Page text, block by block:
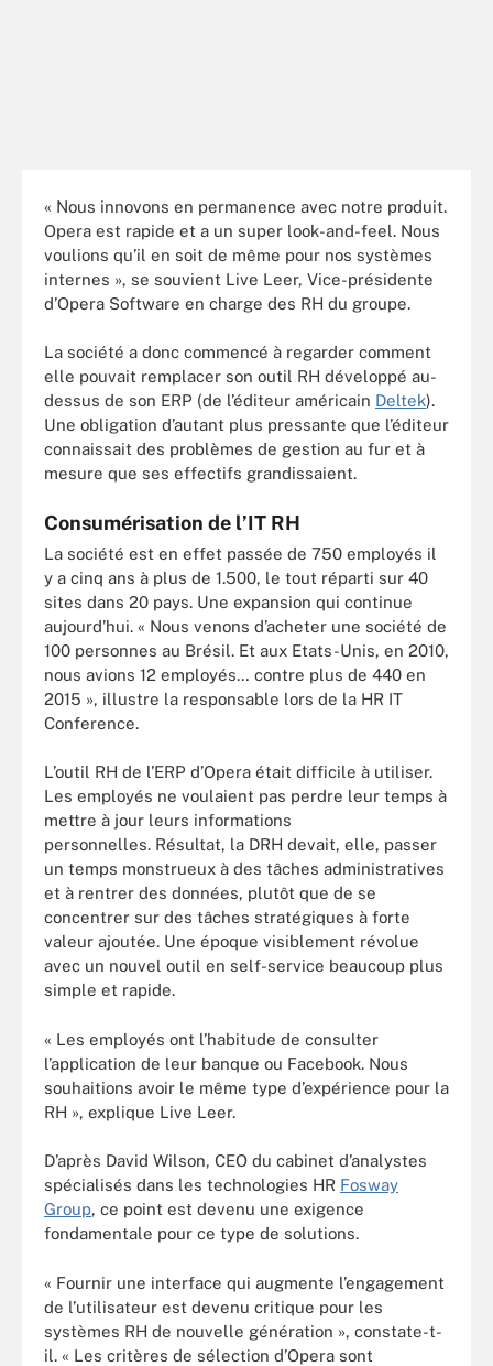
« Nous innovons en permanence avec notre produit.
Opera est rapide et a un super look-and-feel. Nous
voulions qu’il en soit de même pour nos systèmes
internes », se souvient Live Leer, Vice-présidente
d’Opera Software en charge des RH du groupe.
La société a donc commencé à regarder comment
elle pouvait remplacer son outil RH développé au-
dessus de son ERP (de l’éditeur américain Deltek).
Une obligation d’autant plus pressante que l’éditeur
connaissait des problèmes de gestion au fur et à
mesure que ses effectifs grandissaient.
Consumérisation de l’IT RH
La société est en effet passée de 750 employés il
y a cinq ans à plus de 1.500, le tout réparti sur 40
sites dans 20 pays. Une expansion qui continue
aujourd’hui. « Nous venons d’acheter une société de
100 personnes au Brésil. Et aux Etats-Unis, en 2010,
nous avions 12 employés… contre plus de 440 en
2015 », illustre la responsable lors de la HR IT
Conference.
L’outil RH de l’ERP d’Opera était difficile à utiliser.
Les employés ne voulaient pas perdre leur temps à
mettre à jour leurs informations
personnelles. Résultat, la DRH devait, elle, passer
un temps monstrueux à des tâches administratives
et à rentrer des données, plutôt que de se
concentrer sur des tâches stratégiques à forte
valeur ajoutée. Une époque visiblement révolue
avec un nouvel outil en self-service beaucoup plus
simple et rapide.
« Les employés ont l’habitude de consulter
l’application de leur banque ou Facebook. Nous
souhaitions avoir le même type d’expérience pour la
RH », explique Live Leer.
D’après David Wilson, CEO du cabinet d’analystes
spécialisés dans les technologies HR Fosway
Group, ce point est devenu une exigence
fondamentale pour ce type de solutions.
« Fournir une interface qui augmente l’engagement
de l’utilisateur est devenu critique pour les
systèmes RH de nouvelle génération », constate-t-
il. « Les critères de sélection d’Opera sont